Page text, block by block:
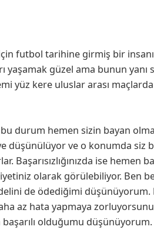
futbol tarihine girmiş bir
güzel ama bunun yanı
yüz kere uluslar arası
durum hemen sizin bayan
düşünülüyor ve o konumda siz
Başarısızlığınızda ise hemen
olarak görülebiliyor. Ben
de ödediğimi düşünüyorum.
az hata yapmaya
olduğumu